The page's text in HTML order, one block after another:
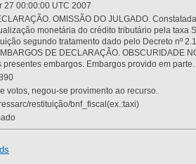
27 00:00:00 UTC 2007
OMISSÃO DO JULGADO.
monetária do crédito tributário pela taxa
segundo tratamento dado pelo Decreto nº
DE DECLARAÇÃO. OBSCURIDADE
embargos. Embargos provido em parte.
votos, negou-se provimento ao recurso.
restituição/bnf_fiscal(ex.:taxi)